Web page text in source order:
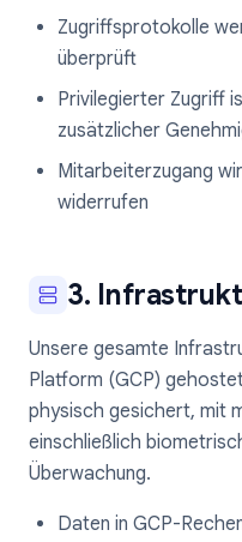
Zugriffsprotokolle
überprüft
Privilegierter Zugriff
zusätzlicher
Mitarbeiterzugang
widerrufen
3.
Unsere gesamte
Platform (GCP)
physisch gesichert, mit
einschließlich
Überwachung.
Daten in GCP-